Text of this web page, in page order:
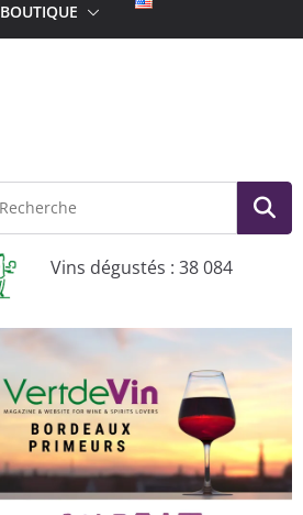
BOUTIQUE
Vins dégustés : 38 084